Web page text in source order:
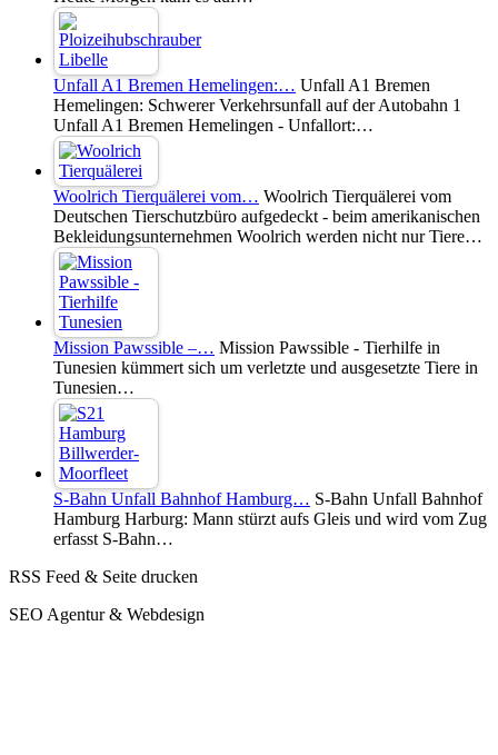
Unfall A1 Bremen Hemelingen:… Unfall A1 Bremen
Hemelingen: Schwerer Verkehrsunfall auf der Autobahn 1
Unfall A1 Bremen Hemelingen - Unfallort:…
Woolrich Tierquälerei vom… Woolrich Tierquälerei vom
Deutschen Tierschutzbüro aufgedeckt - beim amerikanischen
Bekleidungsunternehmen Woolrich werden nicht nur Tiere…
Mission Pawssible –… Mission Pawssible - Tierhilfe in
Tunesien kümmert sich um verletzte und ausgesetzte Tiere in
Tunesien…
S-Bahn Unfall Bahnhof Hamburg… S-Bahn Unfall Bahnhof
Hamburg Harburg: Mann stürzt aufs Gleis und wird vom Zug
erfasst S-Bahn…
RSS Feed & Seite drucken
SEO Agentur & Webdesign